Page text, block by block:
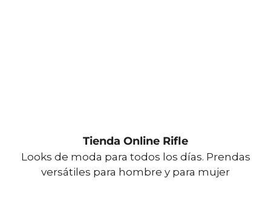
Tienda Online Rifle
Looks de moda para todos los días. Prendas
versátiles para hombre y para mujer